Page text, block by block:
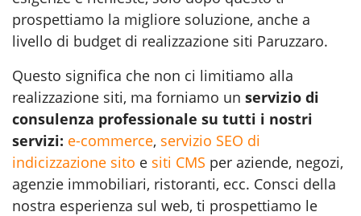
prospettiamo la migliore soluzione, anche a
livello di budget di realizzazione siti Paruzzaro.
Questo significa che non ci limitiamo alla
realizzazione siti, ma forniamo un servizio di
consulenza professionale su tutti i nostri
servizi: e-commerce, servizio SEO di
indicizzazione sito e siti CMS per aziende, negozi,
agenzie immobiliari, ristoranti, ecc. Consci della
nostra esperienza sul web, ti prospettiamo le